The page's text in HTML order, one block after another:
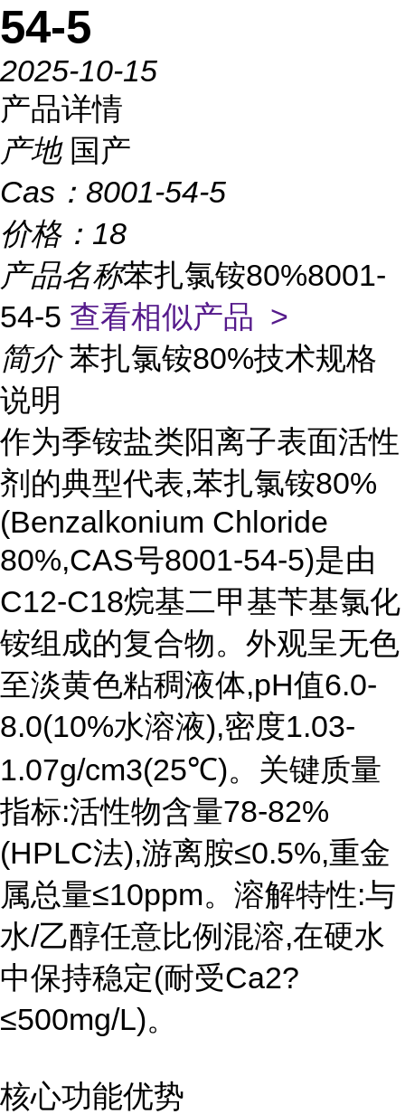
54-5
2025-10-15
产品详情
产地 国产
Cas： 8001-54-5
价格： 18
产品名称苯扎氯铵80%8001-
54-5 查看相似产品 >
简介 苯扎氯铵80%技术规格
说明
作为季铵盐类阳离子表面活性
剂的典型代表,苯扎氯铵80%
(Benzalkonium Chloride
80%,CAS号8001-54-5)是由
C12-C18烷基二甲基苄基氯化
铵组成的复合物。外观呈无色
至淡黄色粘稠液体,pH值6.0-
8.0(10%水溶液),密度1.03-
1.07g/cm3(25℃)。关键质量
指标:活性物含量78-82%
(HPLC法),游离胺≤0.5%,重金
属总量≤10ppm。溶解特性:与
水/乙醇任意比例混溶,在硬水
中保持稳定(耐受Ca2?
≤500mg/L)。
核心功能优势